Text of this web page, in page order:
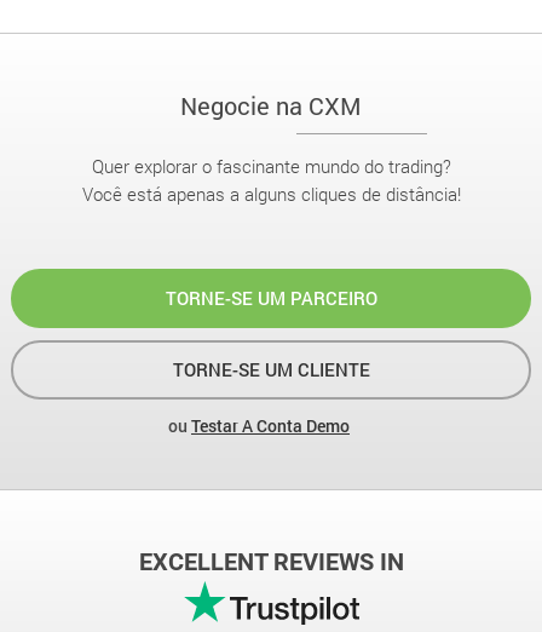
Negocie na CXM
Quer explorar o fascinante mundo do trading?
Você está apenas a alguns cliques de distância!
TORNE-SE UM PARCEIRO
TORNE-SE UM CLIENTE
ou Testar A Conta Demo
EXCELLENT REVIEWS IN